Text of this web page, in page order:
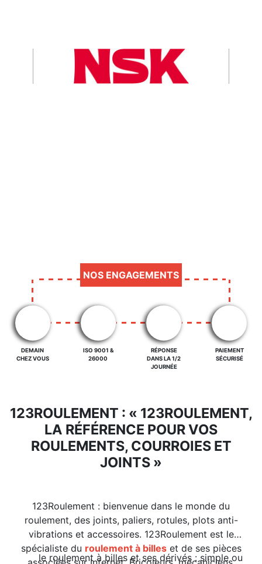
DEMAIN
CHEZ VOUS
ISO 9001 &
26000
NOS ENGAGEMENTS
RÉPONSE
DANS LA 1/2
JOURNÉE
PAIEMENT
SÉCURISÉ
123ROULEMENT : « 123ROULEMENT,
LA RÉFÉRENCE POUR VOS
ROULEMENTS, COURROIES ET
JOINTS »
123Roulement : bienvenue dans le monde du
roulement, des joints, paliers, rotules, plots anti-
vibrations et accessoires. 123Roulement est le
spécialiste du roulement à billeset de ses pièces
le roulement à billes et ses dérivés : simple ou